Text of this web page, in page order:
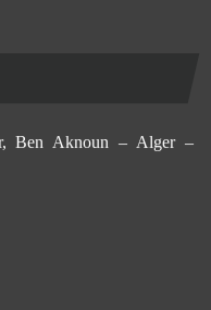
Ben Aknoun – Alger –